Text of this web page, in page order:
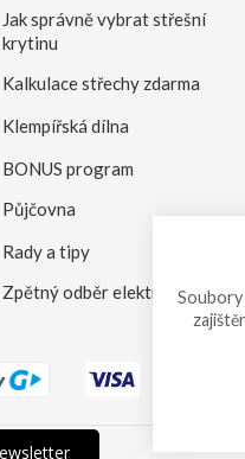
Jak správně vybrat střešní
krytinu
Kalkulace střechy zdarma
Klempířská dílna
BONUS program
Půjčovna
Rady a tipy
Zpětný odběr elektrozařízení
eshop
Soubory